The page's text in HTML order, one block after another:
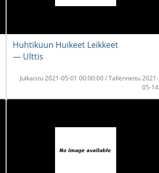
Huhtikuun Huikeet Leikkeet
― Ulttis
Julkaistu 2021-05-01 00:00:00 / Tallennettu 2021-
05-14